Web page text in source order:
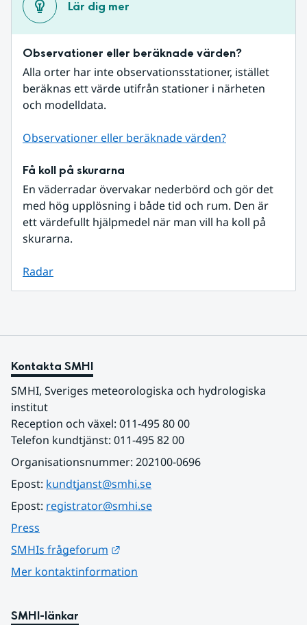
Lär dig mer
Observationer eller beräknade värden?
Alla orter har inte observationsstationer, istället
beräknas ett värde utifrån stationer i närheten
och modelldata.
Observationer eller beräknade värden?
Få koll på skurarna
En väderradar övervakar nederbörd och gör det
med hög upplösning i både tid och rum. Den är
ett värdefullt hjälpmedel när man vill ha koll på
skurarna.
Radar
Kontakta SMHI
SMHI, Sveriges meteorologiska och hydrologiska
institut
Reception och växel: 011-495 80 00
Telefon kundtjänst: 011-495 82 00
Organisationsnummer: 202100-0696
Epost: kundtjanst@smhi.se
Epost: registrator@smhi.se
Press
SMHIs frågeforum
Mer kontaktinformation
SMHI-länkar